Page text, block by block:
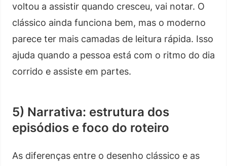
voltou a assistir quando cresceu, vai notar. O
clássico ainda funciona bem, mas o moderno
parece ter mais camadas de leitura rápida. Isso
ajuda quando a pessoa está com o ritmo do dia
corrido e assiste em partes.
5) Narrativa: estrutura dos
episódios e foco do roteiro
As diferenças entre o desenho clássico e as